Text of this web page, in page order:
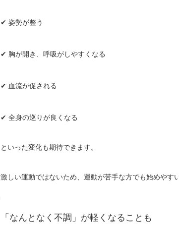
✔ 姿勢が整う
✔ 胸が開き、呼吸がしやすくなる
✔ 血流が促される
✔ 全身の巡りが良くなる
といった変化も期待できます。
激しい運動ではないため、運動が苦手な方でも始めやす
「なんとなく不調」が軽くなることも